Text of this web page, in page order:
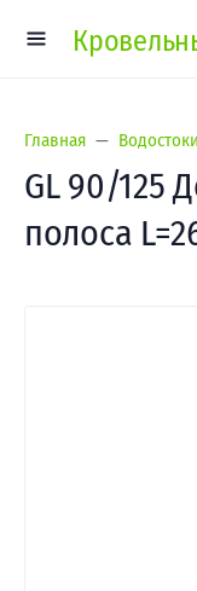
Главная Водостоки
GL 90/125
полоса